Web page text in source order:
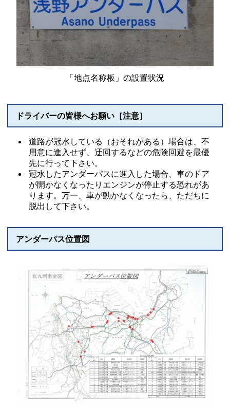
「地点名称板」の設置状況
ドライバーの皆様へお願い［注意］
道路が冠水している（おそれがある）場合は、不
用意に進入せず、迂回するなどの危険回避を最優
先に行って下さい。
冠水したアンダーパスに進入した場合、車のドア
が開かなくなったりエンジンが停止する恐れがあ
ります。万一、車が動かなくなったら、ただちに
脱出して下さい。
アンダーパス位置図